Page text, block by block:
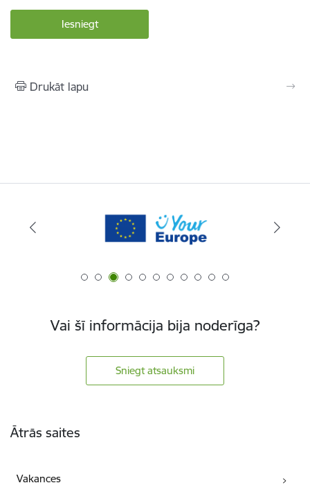
Drukāt lapu
Vai šī informācija bija noderīga?
Sniegt atsauksmi
Ātrās saites
Vakances